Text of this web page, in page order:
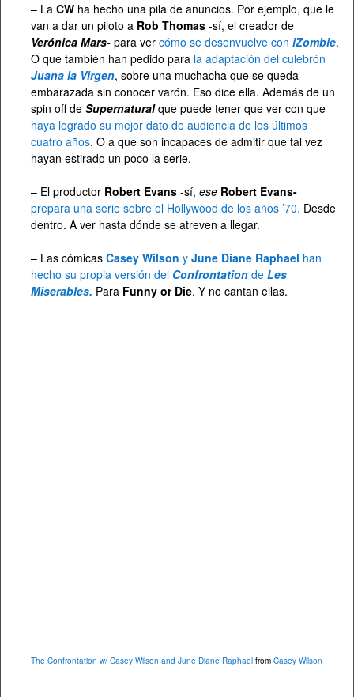
– La CW ha hecho una pila de anuncios. Por ejemplo, que le
van a dar un piloto a Rob Thomas -sí, el creador de
Verónica Mars- para ver cómo se desenvuelve con iZombie.
O que también han pedido para la adaptación del culebrón
Juana la Virgen, sobre una muchacha que se queda
embarazada sin conocer varón. Eso dice ella. Además de un
spin off de Supernatural que puede tener que ver con que
haya logrado su mejor dato de audiencia de los últimos
cuatro años. O a que son incapaces de admitir que tal vez
hayan estirado un poco la serie.
– El productor Robert Evans -sí, ese Robert Evans-
prepara una serie sobre el Hollywood de los años ’70. Desde
dentro. A ver hasta dónde se atreven a llegar.
– Las cómicas Casey Wilson y June Diane Raphael han
hecho su propia versión del Confrontation de Les
Miserables. Para Funny or Die. Y no cantan ellas.
The Confrontation w/ Casey Wilson and June Diane Raphael from Casey Wilson